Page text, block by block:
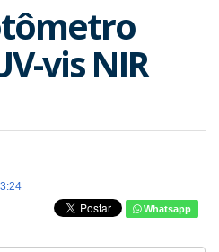
vis NIR
Whatsapp